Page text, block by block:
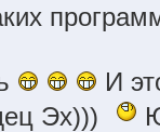
И
Эх)))